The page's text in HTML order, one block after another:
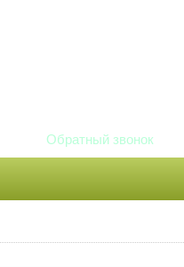
Обратный звонок